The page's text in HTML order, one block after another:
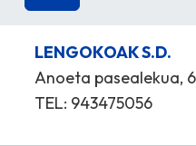
LENGOKOAK S.D.
Anoeta pasealekua, 6
TEL: 943475056